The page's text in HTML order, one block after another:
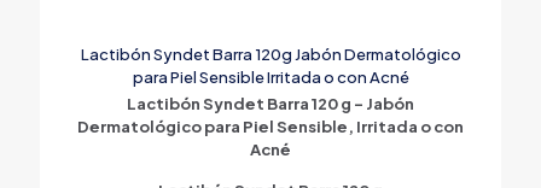
Lactibón Syndet Barra 120g Jabón Dermatológico
para Piel Sensible Irritada o con Acné
Lactibón Syndet Barra 120 g – Jabón
Dermatológico para Piel Sensible, Irritada o con
Acné